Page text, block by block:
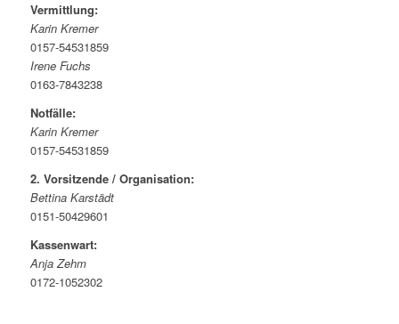
Vermittlung:
Karin Kremer
0157-54531859
Irene Fuchs
0163-7843238
Notfälle:
Karin Kremer
0157-54531859
2. Vorsitzende / Organisation:
Bettina Karstädt
0151-50429601
Kassenwart:
Anja Zehm
0172-1052302